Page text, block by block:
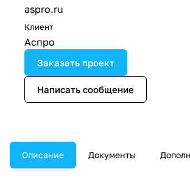
aspro.ru
Клиент
Аспро
Заказать проект
Написать сообщение
Описание Документы